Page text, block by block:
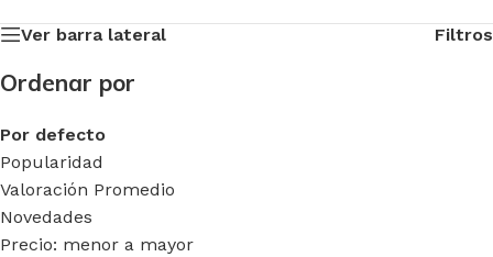
Ver barra lateral
Filtros
Ordenar por
Por defecto
Popularidad
Valoración Promedio
Novedades
Precio: menor a mayor